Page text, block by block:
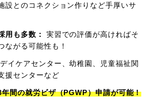
設とのコネクション作りなど手厚いサ
用も多数：
実習での評価が高ければそ
ながる可能性も！
デイケアセンター、幼稚園、児童福祉関
援センターなど
間の就労ビザ（PGWP）申請が可能！